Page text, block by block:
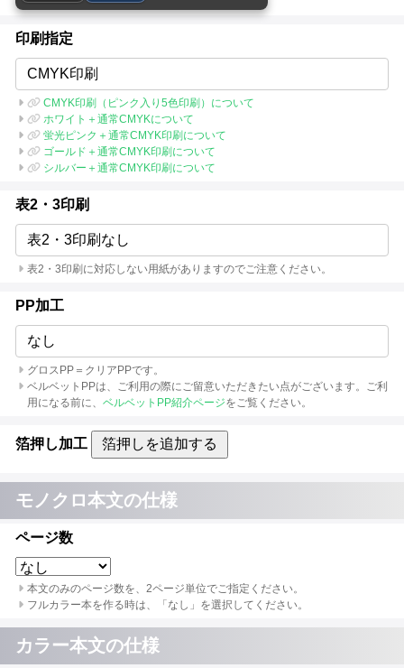
印刷指定
CMYK印刷
CMYK印刷（ピンク入り5色印刷）について
ホワイト＋通常CMYKについて
蛍光ピンク＋通常CMYK印刷について
ゴールド＋通常CMYK印刷について
シルバー＋通常CMYK印刷について
表2・3印刷
表2・3印刷なし
表2・3印刷に対応しない用紙がありますのでご注意ください。
PP加工
なし
グロスPP＝クリアPPです。
ベルベットPPは、ご利用の際にご留意いただきたい点がございます。ご利
用になる前に、 ベルベットPP紹介ページをご覧ください。
箔押し加工 箔押しを追加する
モノクロ本文の仕様
ページ数
本文のみのページ数を、2ページ単位でご指定ください。
フルカラー本を作る時は、「なし」を選択してください。
カラー本文の仕様